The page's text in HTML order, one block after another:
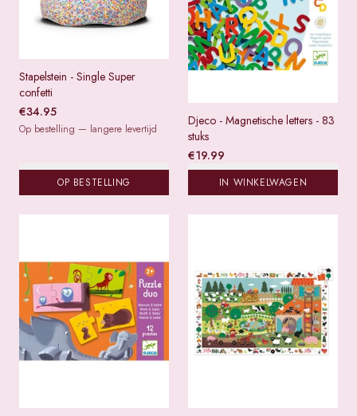
Stapelstein - Single Super
confetti
€34.95
Op bestelling — langere levertijd
OP BESTELLING
Djeco - Magnetische letters - 83
stuks
€19.99
IN WINKELWAGEN